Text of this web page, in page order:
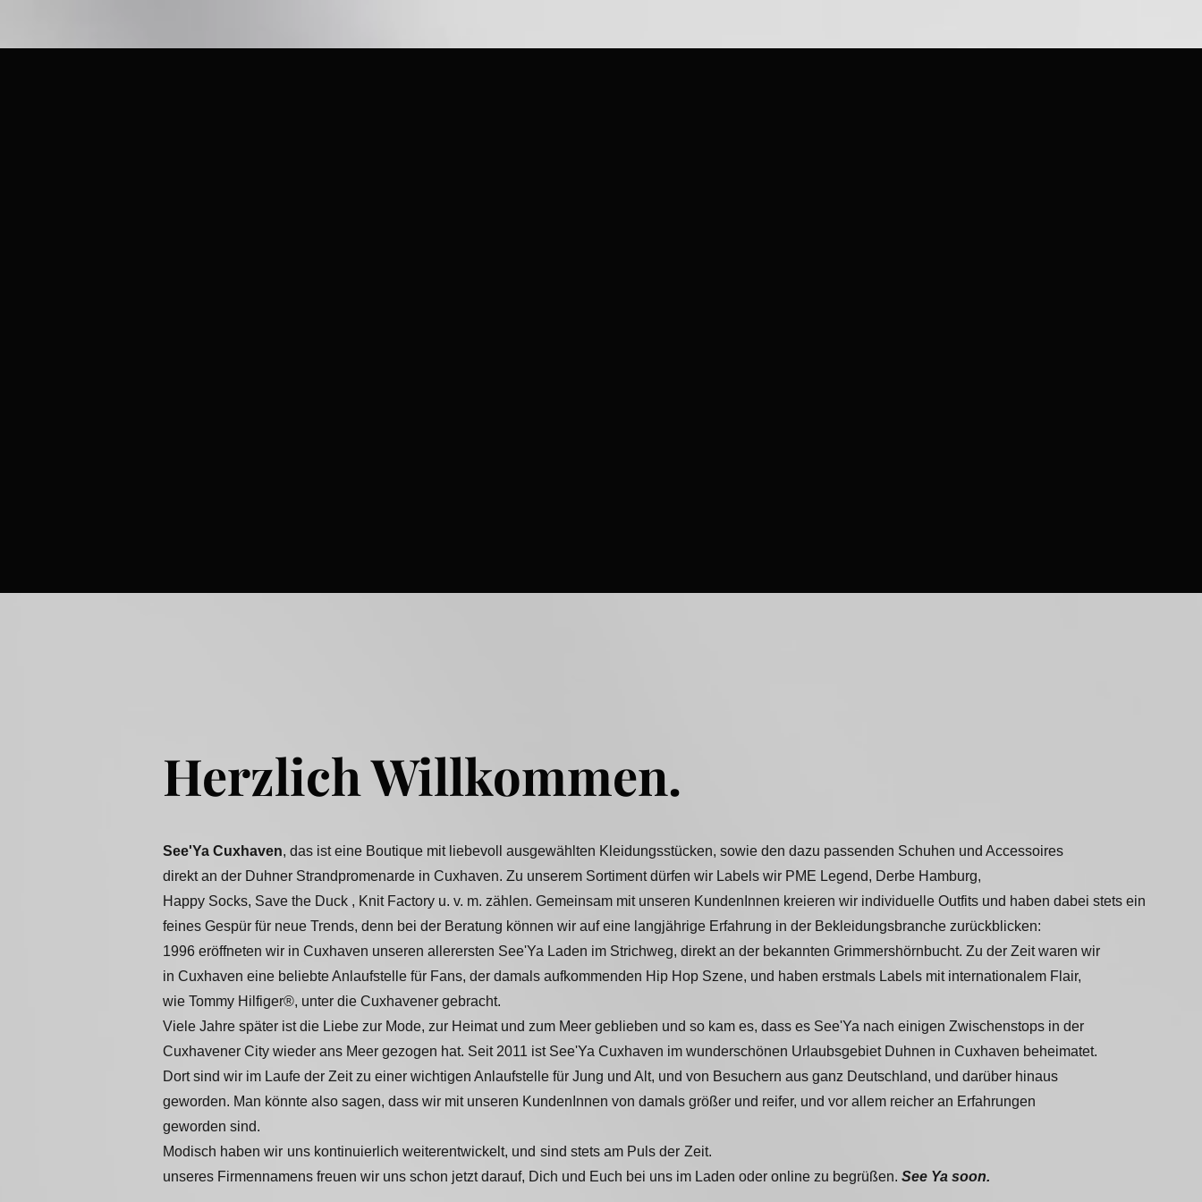
Herzlich Willkommen.
See'Ya Cuxhaven, das ist eine Boutique mit liebevoll ausgewählten Kleidungsstücken, sowie den dazu passenden Schuhen und Accessoires
direktan der Duhner Strandpromenarde in Cuxhaven. Zu unserem Sortiment dürfen wir Labels wir PME Legend, Derbe Hamburg,
Happy Socks, Save the Duck , Knit Factory u. v. m. zählen. Gemeinsam mit unseren KundenInnen kreieren wir individuelle Outfits und haben dabei stets ein
feines Gespür für neue Trends, denn bei der Beratung können wir auf eine langjährige Erfahrung in der Bekleidungsbranche zurückblicken:
1996 eröffneten wir in Cuxhaven unseren allerersten See'Ya Laden im Strichweg, direkt an der bekannten Grimmershörnbucht. Zu der Zeit waren wir
in Cuxhaven eine beliebte Anlaufstelle für Fans, der damals aufkommenden Hip Hop Szene, und haben erstmals Labels mit internationalem Flair,
wie Tommy Hilfiger®, unter die Cuxhavener gebracht.
Viele Jahre später ist die Liebe zur Mode, zur Heimat und zum Meer geblieben und so kam es, dass es See'Ya nach einigen Zwischenstops in der
Cuxhavener City wieder ans Meer gezogen hat. Seit 2011 ist See'Ya Cuxhaven im wunderschönen Urlaubsgebiet Duhnen in Cuxhaven beheimatet.
Dort sind wir im Laufe der Zeit zu einer wichtigen Anlaufstelle für Jung und Alt, und von Besuchern aus ganz Deutschland, und darüber hinaus
geworden. Man könnte also sagen, dass wir mit unseren KundenInnen von damals größer und reifer, und vor allem reicher an Erfahrungen
geworden sind.
Modisch haben wir uns kontinuierlich weiterentwickelt, und sind stets am Puls der Zeit.
unseres Firmennamens freuen wir uns schon jetzt darauf, Dich und Euch bei uns im Laden oder online zu begrüßen. See Ya soon.